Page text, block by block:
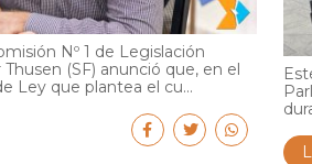
Nº 1 de Legislación
(SF) anunció que, en el
Ley que plantea el cu...